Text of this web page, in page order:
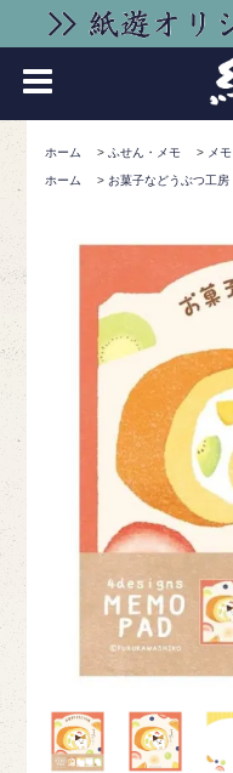
ホーム > ふせん・メモ > メモ
ホーム > お菓子などうぶつ工房